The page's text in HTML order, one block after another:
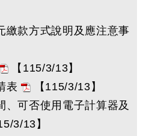
繳款方式說明及應注意事
【115/3/13】
表
【115/3/13】
可否使用電子計算器及
3/13】